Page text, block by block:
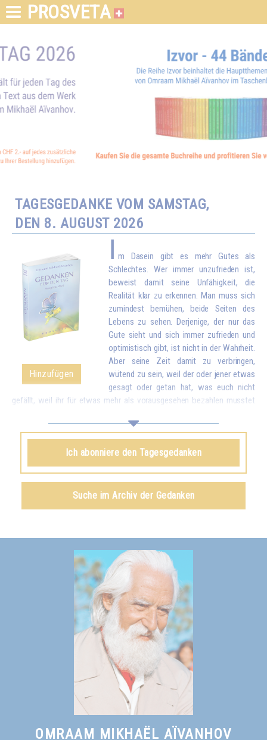
PROSVETA
TAGESGEDANKE VOM SAMSTAG,
DEN 8. AUGUST 2026
Hinzufügen
I m Dasein gibt es mehr Gutes als
Schlechtes. Wer immer unzufrieden ist,
beweist damit seine Unfähigkeit, die
Realität klar zu erkennen. Man muss sich
zumindest bemühen, beide Seiten des
Lebens zu sehen. Derjenige, der nur das
Gute sieht und sich immer zufrieden und
optimistisch gibt, ist nicht in der Wahrheit.
Aber seine Zeit damit zu verbringen,
wütend zu sein, weil der oder jener etwas
gesagt oder getan hat, was euch nicht
gefällt, weil ihr für etwas mehr als vorausgesehen bezahlen musstet
nicht salzig genug ist, wegen solch kleiner Unannehmlichkeiten zu
reagieren, als wären es Katastrophen, wird euch schließlich
stumpfsinnig machen. Vergleicht deshalb diese Kleinigkeiten mit all
dem Reichtum, den euch das Leben bringt. Wenn ihr euch bewusst
viele schöne und gute Dinge es in der Welt gibt und dass ihr das Leben
Siehe das Buch Das Lächeln des Weisen
Ich abonniere den Tagesgedanken
Suche im Archiv der Gedanken
OMRAAM MIKHAËL AÏVANHOV